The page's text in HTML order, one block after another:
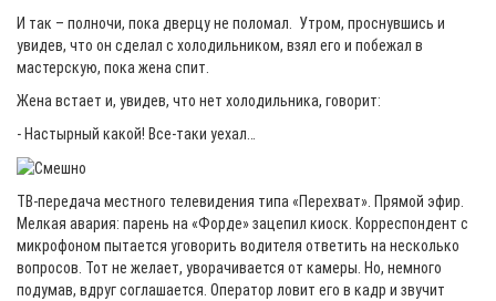
И так – полночи, пока дверцу не поломал. Утром, проснувшись и
увидев, что он сделал с холодильником, взял его и побежал в
мастерскую, пока жена спит.
Жена встает и, увидев, что нет холодильника, говорит:
- Настырный какой! Все-таки уехал…
ТВ-передача местного телевидения типа «Перехват». Прямой эфир.
Мелкая авария: парень на «Форде» зацепил киоск. Корреспондент с
микрофоном пытается уговорить водителя ответить на несколько
вопросов. Тот не желает, уворачивается от камеры. Но, немного
подумав, вдруг соглашается. Оператор ловит его в кадр и звучит